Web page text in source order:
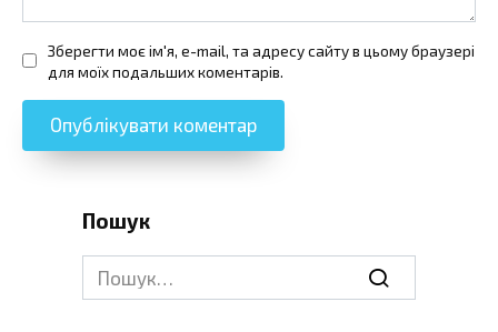
Зберегти моє ім'я, e-mail, та адресу сайту в цьому браузері
для моїх подальших коментарів.
Пошук
Search
for: